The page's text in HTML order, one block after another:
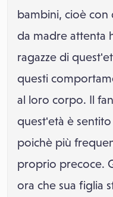
bambini, cioè
da madre attenta
ragazze di
questi
al loro corpo. Il
quest'età è
poichè più
proprio precoce.
ora che sua figlia